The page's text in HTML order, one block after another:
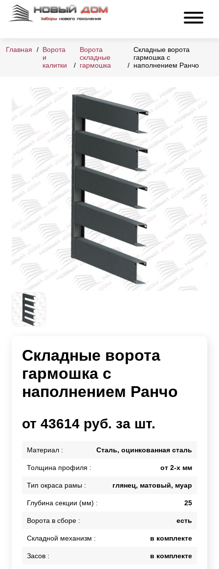
Главная
Ворота
и
калитки
Ворота
складные
гармошка
Складные ворота
гармошка с
наполнением Ранчо
Складные ворота
гармошка с
наполнением Ранчо
от 43614 руб. за шт.
Материал : Сталь, оцинкованная сталь
Толщина профиля : от 2-х мм
Тип окраса рамы : глянец, матовый, муар
Глубина секции (мм) : 25
Ворота в сборе : есть
Складной механизм : в комплекте
Засов : в комплекте